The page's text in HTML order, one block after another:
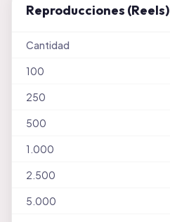
Reproducciones (Reels)
Cantidad
100
250
500
1.000
2.500
5.000